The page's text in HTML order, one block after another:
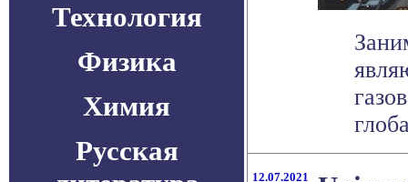
Технология
Физика
Химия
Русская
12.07.2021